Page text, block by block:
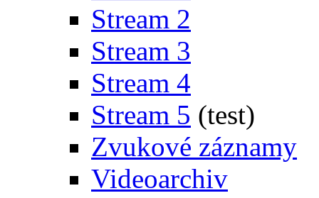
Stream 2
Stream 3
Stream 4
Stream 5 (test)
Zvukové záznamy
Videoarchiv